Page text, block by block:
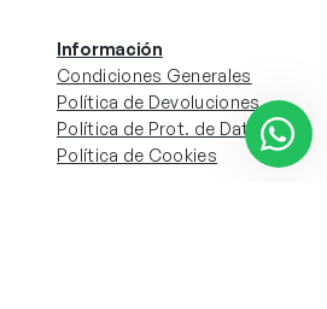
Información
Condiciones Generales
Política de Devoluciones
Política de Prot. de Datos
Política de Cookies